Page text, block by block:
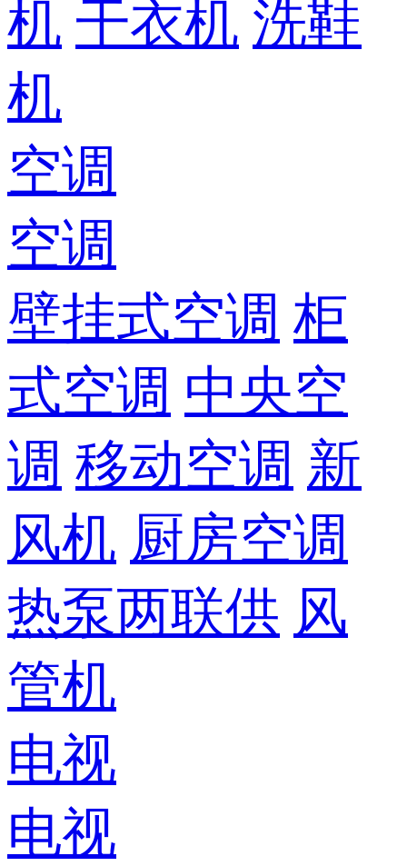
机 干衣机 洗鞋
机
空调
空调
壁挂式空调 柜
式空调 中央空
调 移动空调 新
风机 厨房空调
热泵两联供 风
管机
电视
电视